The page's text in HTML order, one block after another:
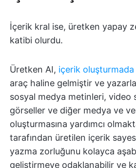
İçerik kral ise, üretken yapay
katibi olurdu.
Üretken AI, içerik oluşturmada
araç haline gelmiştir ve
sosyal medya metinleri, video
görseller ve diğer medya ve
oluşturmasına yardımcı
tarafından üretilen içerik
yazma zorluğunu kolayca
geliştirmeye odaklanabilir ve